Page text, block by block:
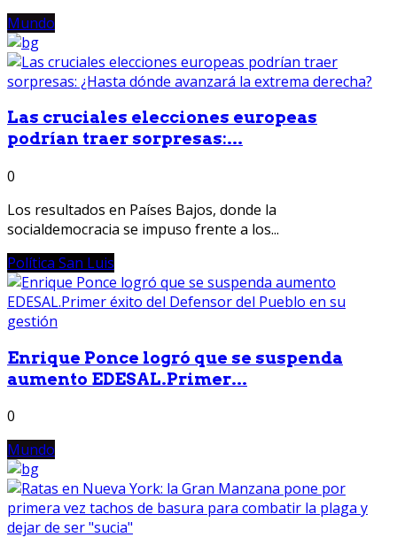
Mundo
Las cruciales elecciones europeas
podrían traer sorpresas:...
0
Los resultados en Países Bajos, donde la
socialdemocracia se impuso frente a los...
Política San Luis
Enrique Ponce logró que se suspenda
aumento EDESAL.Primer...
0
Mundo